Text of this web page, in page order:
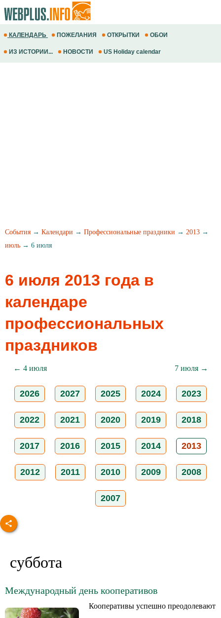
КАЛЕНДАРЬ ПОЖЕЛАНИЯ ОТКРЫТКИ ОБОИ
ИЗ ИСТОРИИ... НОВОСТИ US Holiday calendar
События → Календари → Профессиональные праздники → 2013 →
июль → 6 июля
6 июля 2013 года в
календаре
профессиональных
праздников
← 4 июля 7 июля →
2026 2027 2025 2024 2023
2022 2021 2020 2019 2018
2017 2016 2015 2014 2013
2012 2011 2010 2009 2008
2007
суббота
Международный день кооперативов
Кооперативы успешно преодолевают